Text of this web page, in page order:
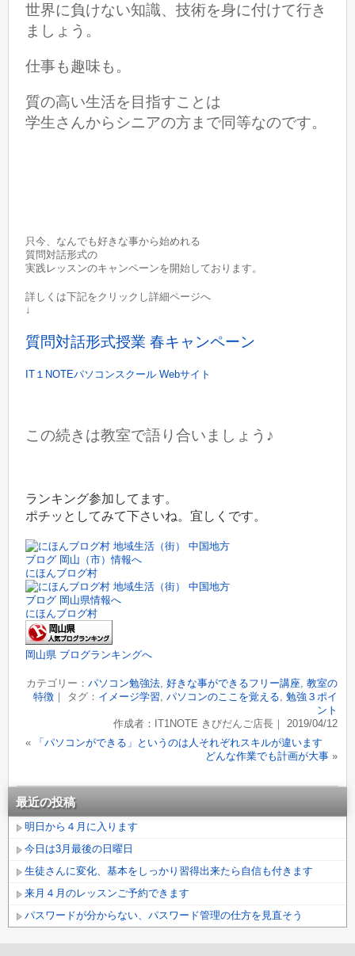
世界に負けない知識、技術を身に付けて行き
ましょう。
仕事も趣味も。
質の高い生活を目指すことは
学生さんからシニアの方まで同等なのです。
只今、なんでも好きな事から始めれる
質問対話形式の
実践レッスンのキャンペーンを開始しております。
詳しくは下記をクリックし詳細ページへ
↓
質問対話形式授業 春キャンペーン
IT１NOTEパソコンスクール Webサイト
この続きは教室で語り合いましょう♪
ランキング参加してます。
ポチッとしてみて下さいね。宜しくです。
にほんブログ村
にほんブログ村
岡山県 ブログランキングへ
カテゴリー： パソコン勉強法, 好きな事ができるフリー講座, 教室の
特徴｜ タグ： イメージ学習, パソコンのここを覚える, 勉強３ポイ
ント
作成者：IT1NOTE きびだんご店長｜ 2019/04/12
«
「パソコンができる」というのは人それぞれスキルが違います
どんな作業でも計画が大事»
最近の投稿
明日から４月に入ります
今日は3月最後の日曜日
生徒さんに変化、基本をしっかり習得出来たら自信も付きます
来月４月のレッスンご予約できます
パスワードが分からない、パスワード管理の仕方を見直そう